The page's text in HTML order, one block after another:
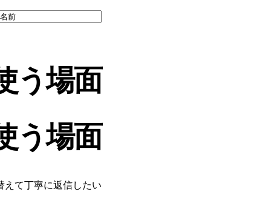
う場面
う場面
て丁寧に返信したい